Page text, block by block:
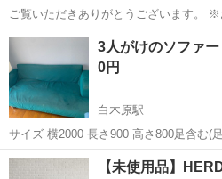
ご覧いただきありがとうございます。 ※お問い合わせはお電話にてお
願いいたします。 ※こちらの商品は店頭でも販売を行っております。
状態の確認をご希望の方はご来店お待ちしており
ため先着順...
福岡 宗像市 赤間駅
3人がけのソファー
0円
白木原駅
サイズ 横2000 長さ900 高さ800足含む(
がすわらないので物置になってました(
洗ったことあります 掃除して使用される
福岡 大野城市 白木原駅 ソフ
【未使用品】